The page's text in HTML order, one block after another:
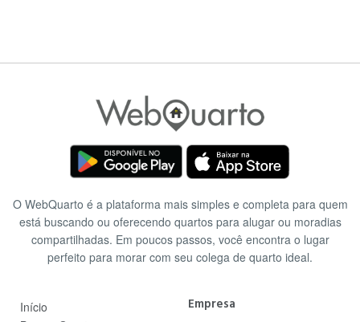
O WebQuarto é a plataforma mais simples e completa para quem
está buscando ou oferecendo quartos para alugar ou moradias
compartilhadas. Em poucos passos, você encontra o lugar
perfeito para morar com seu colega de quarto ideal.
Início
Empresa